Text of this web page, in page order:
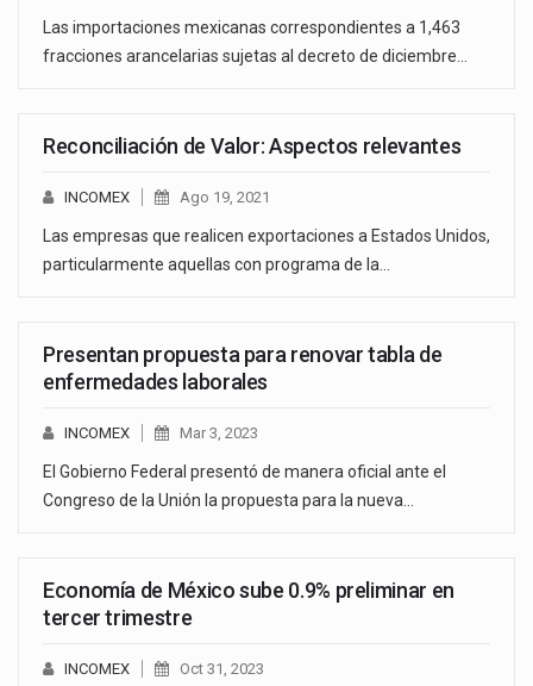
Las importaciones mexicanas correspondientes a 1,463
fracciones arancelarias sujetas al decreto de diciembre…
Reconciliación de Valor: Aspectos relevantes
INCOMEX Ago 19, 2021
Las empresas que realicen exportaciones a Estados Unidos,
particularmente aquellas con programa de la…
Presentan propuesta para renovar tabla de
enfermedades laborales
INCOMEX Mar 3, 2023
El Gobierno Federal presentó de manera oficial ante el
Congreso de la Unión la propuesta para la nueva…
Economía de México sube 0.9% preliminar en
tercer trimestre
INCOMEX Oct 31, 2023